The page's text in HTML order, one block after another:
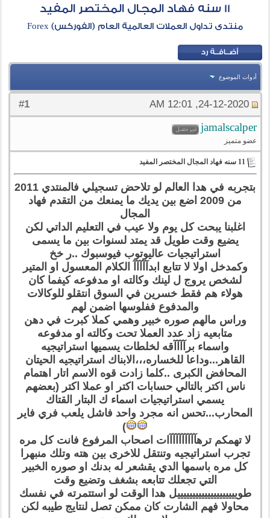
11 سنه فهاد المجال المختصر المفيد
منتدى تداول العملات العالمية العام (الفوركس) Forex
أدوات الموضوع
#
1 24-12-2020, 12:01 AM
jamalscalper
عضو متميز
11 سنه فهاد المجال المختصر المفيد
بتجربه في هدا العالم لو تلاحض تسجيلي فالمنتدي 2011
من 2009 اضع بين يديك ما يمنعك من التقدم فهاد
المجال
اغلبنا يبحت كل يوم ولا عيب في التعليم الداتي لكن
يضيع وقت طويل قد يمتد لسنوات بين ما يسمى
استراتيجيات عاليوتوب فيوسبوك ..ر خخ
وكمدخل اولا لا تتابع ابدآآآآآ الكلام المعسول او المتير
لشخص يروج ل لينك وكالته او مدفوعه كيفما كان
هولاء هم فقط خسرين في السوق انتقلو للوكالات
والمدفوع ففلوسها اضمن لهم
وراس مالهم صوره خبير وهمي كملا كبرت في دهن
متابعيه زاد عدد العملا تحت وكالته او مدفوعه
واسماء برآآآآقه لخلطات يسميها استراتيجيه
القاهر...وداعا للخساره،،،الابناك استراتيجيه الحيتان
المحافض الكبرى ..كلما زادت قوه الاسم اتار اهتمام
ناس اكتر بالتالي حسابات اكتر او عملا اكتر (بعضهم
يسمي استراتيجيات اسماء ك البتار القتاك
المحارب...تحس انه مجرد واحد فاشل يلعب فري فاير
)
لا تهمكم ترهآآآآآآآآآات اصحاب المرفوع فانت كل مره
تجرب استراتيجيه وتنتقل للاخرى بين هته وتلك منبهرا
كل مره باسمها الدي يقشعر له بدنك او صوره الخبير
التي تجعلك تتابعه بشغف وتضيع وقت
طوييييييييييييييييييييل هدا الوقت لو استتمرته في نفسك
محاولا فهم الشارت كان ممكن تصل لنتايج طيبه لكن